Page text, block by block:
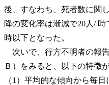
後、すなわち、死者数に関
降の変化率は漸減で20人/
時以下となった。
次いで、行方不明者の報
Ｂ）をみると、以下の特徴
（1）平均的な傾向から毎